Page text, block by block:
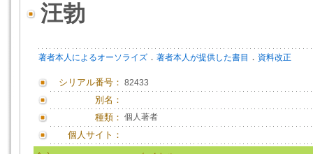
汪勃
著者本人によるオーソライズ ． 著者本人が提供した書目 ． 資料改正
シリアル番号： 82433
別名：
種類： 個人著者
個人サイト：